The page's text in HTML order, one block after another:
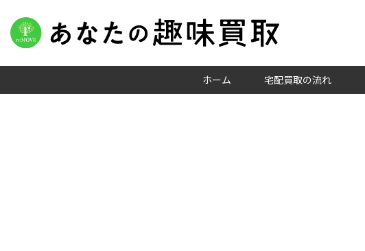
ホーム 宅配買取の流れ